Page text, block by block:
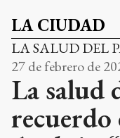
LA CIUDAD
LA SALUD DEL
27 de febrero de
La salud
recuerdo